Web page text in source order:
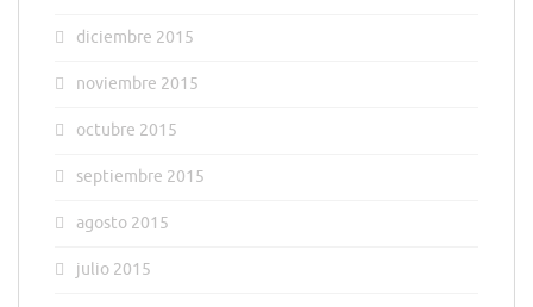
diciembre 2015
noviembre 2015
octubre 2015
septiembre 2015
agosto 2015
julio 2015